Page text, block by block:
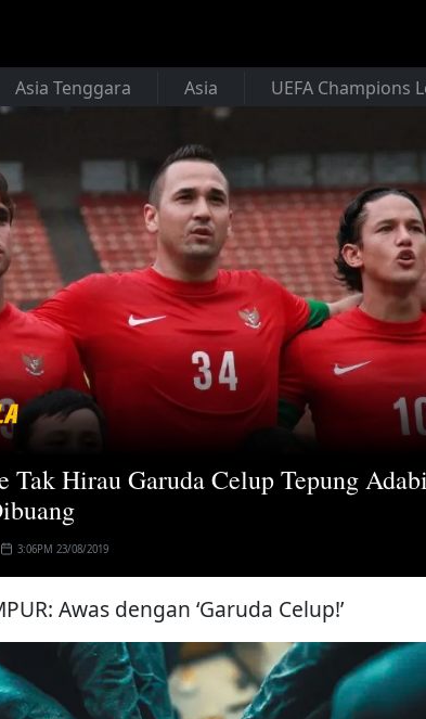
Asia Tenggara Asia UEFA Champions
Tak Hirau Garuda Celup Tepung
3:06PM 23/08/2019
Awas dengan ‘Garuda Celup!’